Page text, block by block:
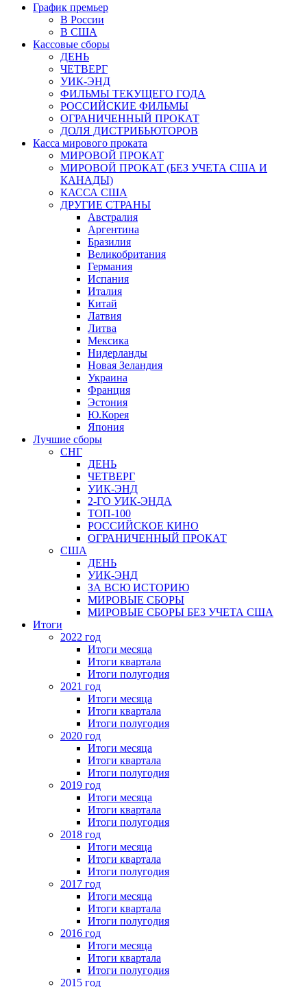
График премьер
В России
В США
Кассовые сборы
ДЕНЬ
ЧЕТВЕРГ
УИК-ЭНД
ФИЛЬМЫ ТЕКУЩЕГО ГОДА
РОССИЙСКИЕ ФИЛЬМЫ
ОГРАНИЧЕННЫЙ ПРОКАТ
ДОЛЯ ДИСТРИБЬЮТОРОВ
Касса мирового проката
МИРОВОЙ ПРОКАТ
МИРОВОЙ ПРОКАТ (БЕЗ УЧЕТА США И
КАНАДЫ)
КАССА США
ДРУГИЕ СТРАНЫ
Австралия
Аргентина
Бразилия
Великобритания
Германия
Испания
Италия
Китай
Латвия
Литва
Мексика
Нидерланды
Новая Зеландия
Украина
Франция
Эстония
Ю.Корея
Япония
Лучшие сборы
СНГ
ДЕНЬ
ЧЕТВЕРГ
УИК-ЭНД
2-ГО УИК-ЭНДА
ТОП-100
РОССИЙСКОЕ КИНО
ОГРАНИЧЕННЫЙ ПРОКАТ
США
ДЕНЬ
УИК-ЭНД
ЗА ВСЮ ИСТОРИЮ
МИРОВЫЕ СБОРЫ
МИРОВЫЕ СБОРЫ БЕЗ УЧЕТА США
Итоги
2022 год
Итоги месяца
Итоги квартала
Итоги полугодия
2021 год
Итоги месяца
Итоги квартала
Итоги полугодия
2020 год
Итоги месяца
Итоги квартала
Итоги полугодия
2019 год
Итоги месяца
Итоги квартала
Итоги полугодия
2018 год
Итоги месяца
Итоги квартала
Итоги полугодия
2017 год
Итоги месяца
Итоги квартала
Итоги полугодия
2016 год
Итоги месяца
Итоги квартала
Итоги полугодия
2015 год